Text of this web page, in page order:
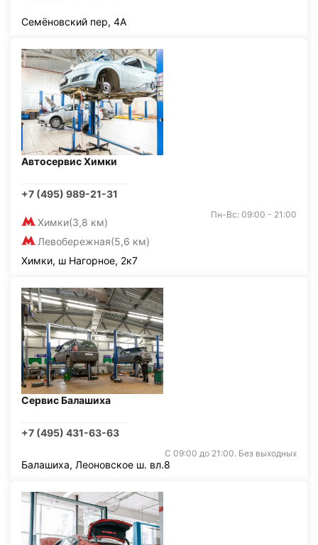
Семёновский пер, 4А
Автосервис Химки
+7 (495) 989-21-31
Химки(3,8 км)
Левобережная(5,6 км)
Пн-Вс: 09:00 - 21:00
Химки, ш Нагорное, 2к7
Сервис Балашиха
+7 (495) 431-63-63
С 09:00 до 21:00. Без выходных
Балашиха, Леоновское ш. вл.8